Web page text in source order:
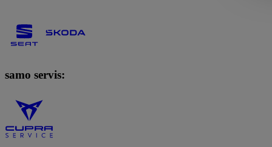
samo servis: